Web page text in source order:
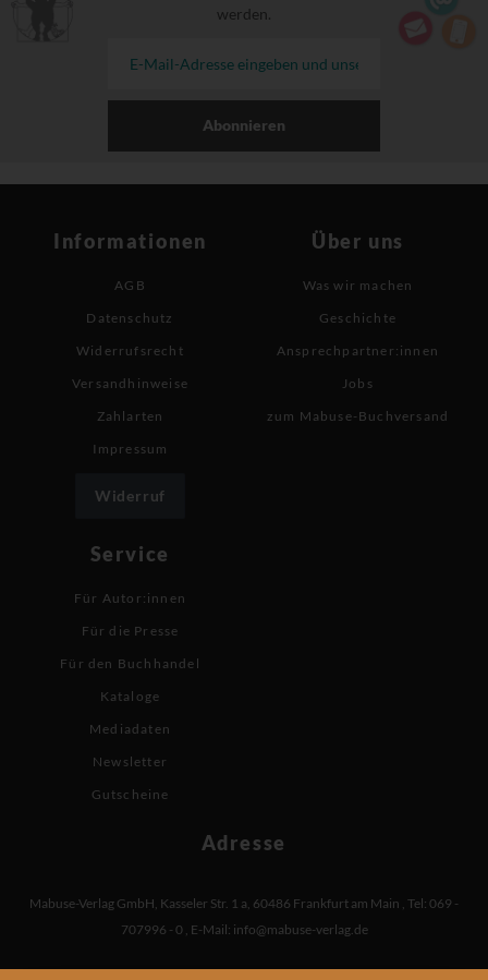
werden.
Abonnieren
Informationen
AGB
Datenschutz
Widerrufsrecht
Versandhinweise
Zahlarten
Impressum
Widerruf
Über uns
Was wir machen
Geschichte
Ansprechpartner:innen
Jobs
zum Mabuse-Buchversand
Service
Für Autor:innen
Für die Presse
Für den Buchhandel
Kataloge
Mediadaten
Newsletter
Gutscheine
Adresse
Mabuse-Verlag GmbH, Kasseler Str. 1 a, 60486 Frankfurt am Main , Tel: 069 -
707996 - 0 , E-Mail: info@mabuse-verlag.de